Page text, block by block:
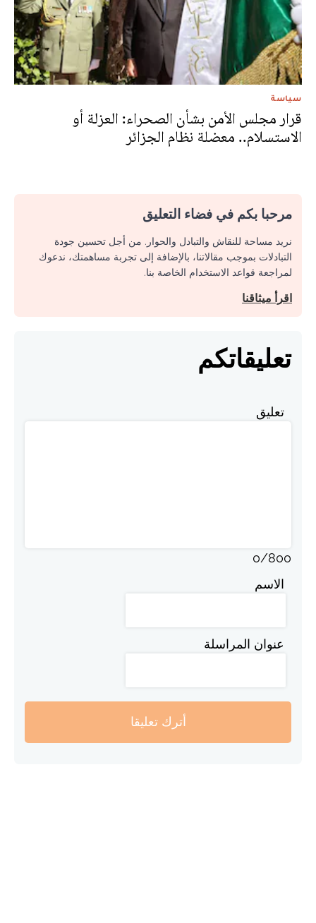
سياسة
قرار مجلس الأمن بشأن الصحراء: العزلة أو
الاستسلام.. معضلة نظام الجزائر
مرحبا بكم في فضاء التعليق
نريد مساحة للنقاش والتبادل والحوار. من أجل تحسين جودة
التبادلات بموجب مقالاتنا، بالإضافة إلى تجربة مساهمتك، ندعوك
لمراجعة قواعد الاستخدام الخاصة بنا.
اقرأ ميثاقنا
تعليقاتكم
تعليق
0/800
الاسم
عنوان المراسلة
أترك تعليقا